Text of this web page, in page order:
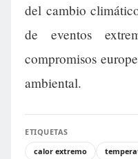
del cambio
de eventos
compromisos
ambiental.
ETIQUETAS
calor extremo